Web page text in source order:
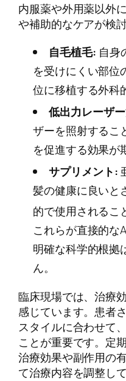
内服薬や外用薬以外
や補助的なケアが検
自毛植毛: 自身
を受けにくい部位
位に移植する外科
低出力レーザ
ザーを照射するこ
を促進する効果が
サプリメント:
髪の健康に良いと
的で使用されるこ
これらが直接的な
明確な科学的根拠
ん。
臨床現場では、治療
感じています。患者
スタイルに合わせて
ことが重要です。定
治療効果や副作用の
て治療内容を調整し